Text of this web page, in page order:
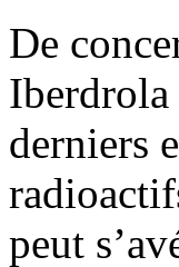
De
Iberdrola
derniers
peut